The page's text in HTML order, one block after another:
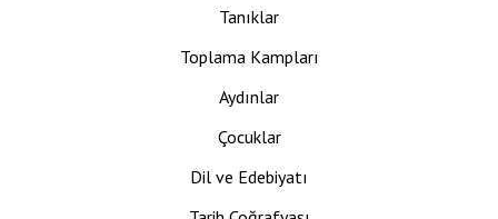
Tanıklar
Toplama Kampları
Aydınlar
Çocuklar
Dil ve Edebiyatı